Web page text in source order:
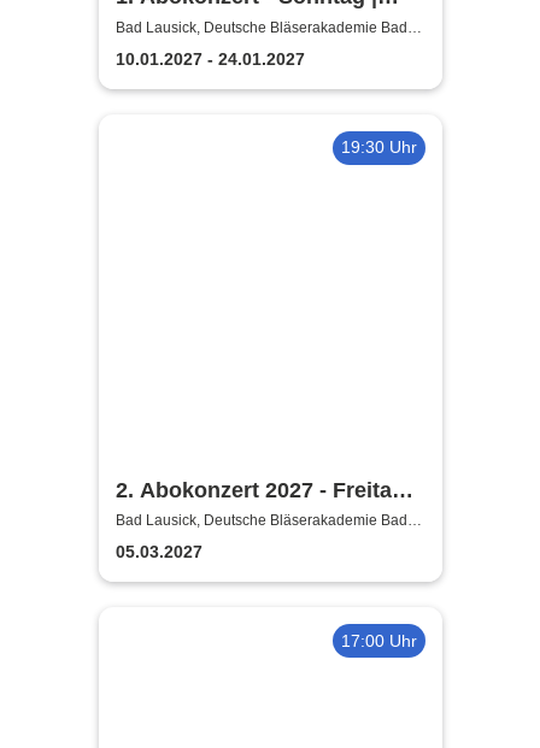
Sächsische
Bläserphilharmonie
Bad Lausick, Deutsche Bläserakademie Bad
Lausick
10.01.2027 - 24.01.2027
19:30 Uhr
2. Abokonzert 2027 - Freitag |
Sächsische
Bläserphilharmonie
Bad Lausick, Deutsche Bläserakademie Bad
Lausick
05.03.2027
17:00 Uhr